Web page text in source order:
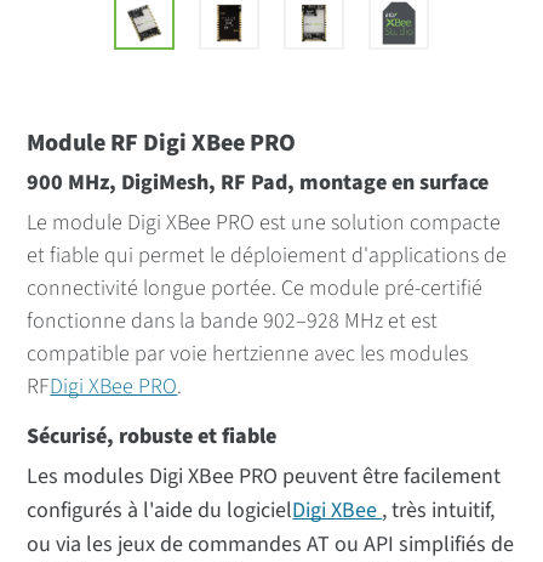
Module RF Digi XBee PRO
900 MHz, DigiMesh, RF Pad, montage en surface
Le module Digi XBee PRO est une solution compacte
et fiable qui permet le déploiement d'applications de
connectivité longue portée. Ce module pré-certifié
fonctionne dans la bande 902–928 MHz et est
compatible par voie hertzienne avec les modules
RFDigi XBee PRO.
Sécurisé, robuste et fiable
Les modules Digi XBee PRO peuvent être facilement
configurés à l'aide du logicielDigi XBee, très intuitif,
ou via les jeux de commandes AT ou API simplifiés de